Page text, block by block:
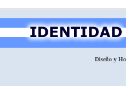
Diseño y